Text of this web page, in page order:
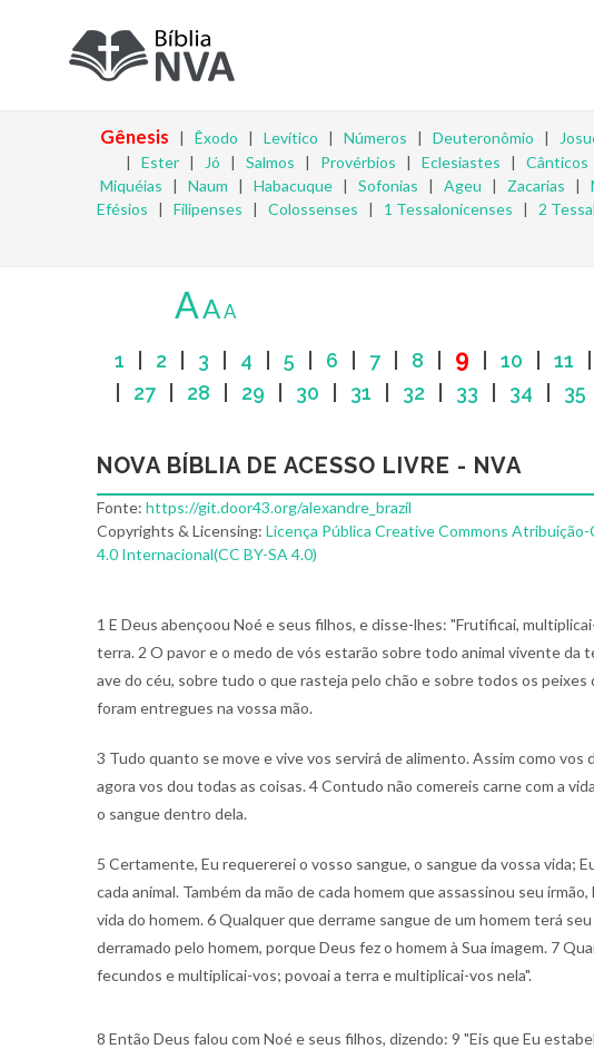
Gênesis | Êxodo | Levítico | Números | Deuteronômio |
| Ester| Jó | Salmos | Provérbios | Eclesiastes | Cânticos
Miquéias | Naum | Habacuque | Sofonias | Ageu | Zacarias |
Efésios | Filipenses | Colossenses | 1 Tessalonicenses | 2
AAA
1 2 3 4 5 6 7| 8 9 10 11
27| 28 29 30 31 32 33 34 35
NOVA BÍBLIA DE ACESSO LIVRE - NVA
Fonte: https://git.door43.org/alexandre_brazil
Copyrights & Licensing: Licença Pública Creative Commons
4.0 Internacional(CC BY-SA 4.0)
1 E Deus abençoou Noé e seus filhos, e disse-lhes: "Frutificai,
terra. 2 O pavor e o medo de vós estarão sobre todo animal vivente da
ave do céu, sobre tudo o que rasteja pelo chão e sobre todos os peixes
foram entregues na vossa mão.
3 Tudo quanto se move e vive vos servirá de alimento. Assim como vos
agora vos dou todas as coisas. 4 Contudo não comereis carne com a
o sangue dentro dela.
5 Certamente, Eu requererei o vosso sangue, o sangue da vossa vida;
cada animal. Também da mão de cada homem que assassinou seu
vida do homem. 6 Qualquer que derrame sangue de um homem terá
derramado pelo homem, porque Deus fez o homem à Sua imagem. 7
fecundos e multiplicai-vos; povoai a terra e multiplicai-vos nela".
8 Então Deus falou com Noé e seus filhos, dizendo: 9 "Eis que Eu